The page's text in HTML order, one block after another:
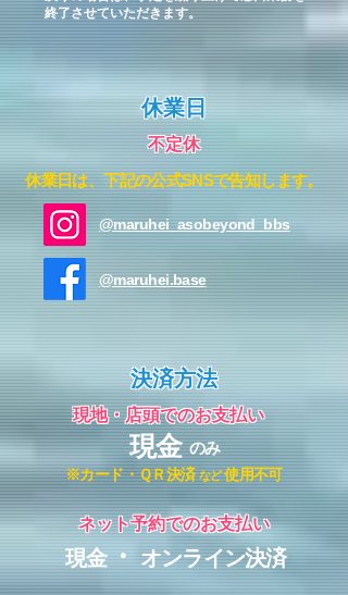
終了させていただきます。
​休業日
不定休
休業日は、下記の公式SNSで告知します。
@maruhei_asobeyond_bbs
@maruhei.base
決済方法
​現地・店頭でのお支払い
現金 のみ
※カード・ＱＲ決済など使用不可
ネット予約でのお支払い
現金・ オンライン決済